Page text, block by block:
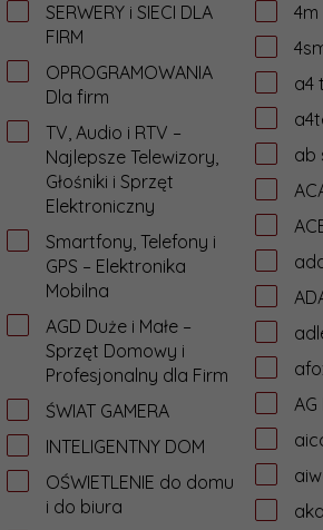
SERWERY i SIECI DLA
FIRM
OPROGRAMOWANIA
Dla firm
TV, Audio i RTV –
Najlepsze Telewizory,
Głośniki i Sprzęt
Elektroniczny
Smartfony, Telefony i
GPS – Elektronika
Mobilna
AGD Duże i Małe –
Sprzęt Domowy i
Profesjonalny dla Firm
ŚWIAT GAMERA
INTELIGENTNY DOM
OŚWIETLENIE do domu
i do biura
4m
a4
ab